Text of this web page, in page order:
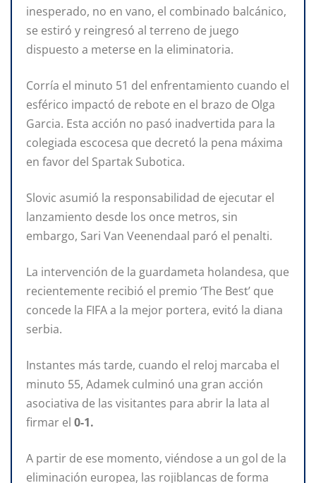
inesperado, no en vano, el combinado balcánico,
se estiró y reingresó al terreno de juego
dispuesto a meterse en la eliminatoria.
Corría el minuto 51 del enfrentamiento cuando el
esférico impactó de rebote en el brazo de Olga
Garcia. Esta acción no pasó inadvertida para la
colegiada escocesa que decretó la pena máxima
en favor del Spartak Subotica.
Slovic asumió la responsabilidad de ejecutar el
lanzamiento desde los once metros, sin
embargo, Sari Van Veenendaal paró el penalti.
La intervención de la guardameta holandesa, que
recientemente recibió el premio ‘The Best’ que
concede la FIFA a la mejor portera, evitó la diana
serbia.
Instantes más tarde, cuando el reloj marcaba el
minuto 55, Adamek culminó una gran acción
asociativa de las visitantes para abrir la lata al
firmar el 0-1.
A partir de ese momento, viéndose a un gol de la
eliminación europea, las rojiblancas de forma